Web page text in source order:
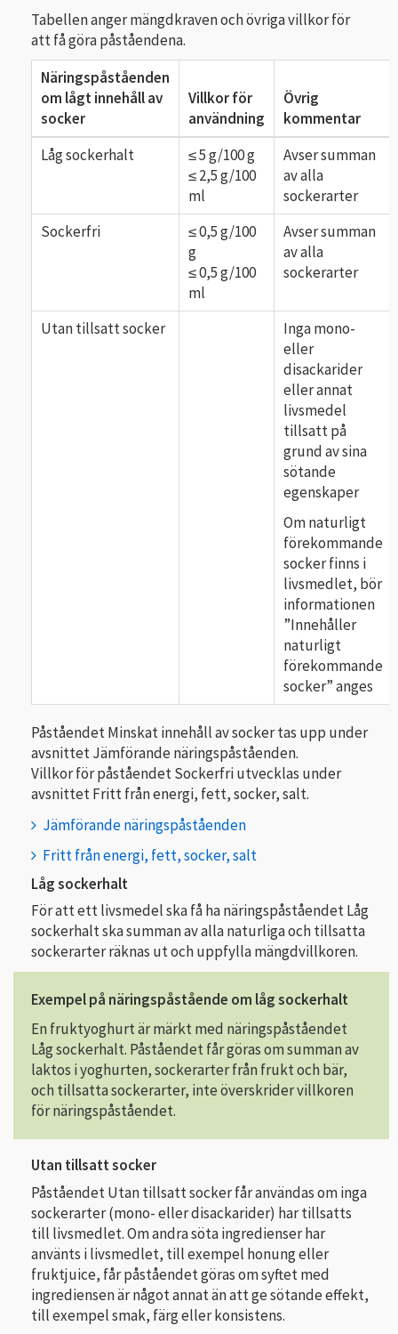
Tabellen anger mängdkraven och övriga villkor för
att få göra påståendena.
Näringspåståenden
om lågt innehåll av
socker
Villkor för
användning
Övrig
kommentar
Låg sockerhalt
≤ 5 g/100 g
≤ 2,5 g/100
ml
Avser summan
av alla
sockerarter
Sockerfri
≤ 0,5 g/100
g
≤ 0,5 g/100
ml
Avser summan
av alla
sockerarter
Utan tillsatt socker
Inga mono-
eller
disackarider
eller annat
livsmedel
tillsatt på
grund av sina
sötande
egenskaper
Om naturligt
förekommande
socker finns i
livsmedlet, bör
informationen
”Innehåller
naturligt
förekommande
socker” anges
Påståendet Minskat innehåll av socker tas upp under
avsnittet Jämförande näringspåståenden.
Villkor för påståendet Sockerfri utvecklas under
avsnittet Fritt från energi, fett, socker, salt.
Jämförande näringspåståenden
Fritt från energi, fett, socker, salt
Låg sockerhalt
För att ett livsmedel ska få ha näringspåståendet Låg
sockerhalt ska summan av alla naturliga och tillsatta
sockerarter räknas ut och uppfylla mängdvillkoren.
Exempel på näringspåstående om låg sockerhalt
En fruktyoghurt är märkt med näringspåståendet
Låg sockerhalt. Påståendet får göras om summan av
laktos i yoghurten, sockerarter från frukt och bär,
och tillsatta sockerarter, inte överskrider villkoren
för näringspåståendet.
Utan tillsatt socker
Påståendet Utan tillsatt socker får användas om inga
sockerarter (mono- eller disackarider) har tillsatts
till livsmedlet. Om andra söta ingredienser har
använts i livsmedlet, till exempel honung eller
fruktjuice, får påståendet göras om syftet med
ingrediensen är något annat än att ge sötande effekt,
till exempel smak, färg eller konsistens.